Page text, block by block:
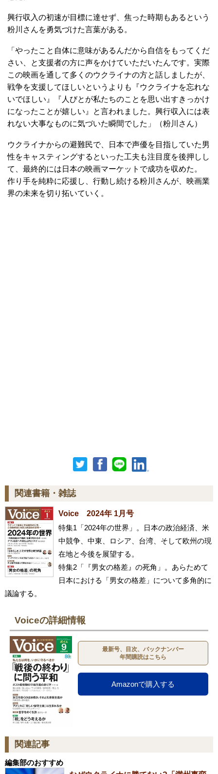
興行収入の初速が目標に達せず、焦った時期もあるという
粉川さんを勇気づけた言葉がある。
「やったこと自体に意味があるんだから自信をもってくだ
さい、と支援者の方に声をかけていただいたんです。実際
この映画を通して多くのウクライナの方と話しましたが、
戦争を支援してほしいというよりも『ウクライナを忘れな
いでほしい』『人びとが私たちのことを思い出すきっかけ
になったことが嬉しい』と言われました。興行収入には表
れない大事なものに気づいた瞬間でした」（粉川さん）
ウクライナからの避難民で、日本で声優を目指していた男
性をキャスティングするといった工夫も注目度を後押しし
て、最終的には日本の映画マーケットで成功を収めた。
作り手を純粋に応援し、行動し続ける粉川さんが、映画業
界の未来を切り拓いていく。
関連書籍・雑誌
Voice 2024年 1月号
特集1「2024年の世界」。日本の政治経済、米
中競争、中東、ロシア、台湾、そして欧州の現
在地と今後を展望する。
特集2「『男女の格差』の死角」。あらためて
日本における「男女の格差」について多角的に
議論する。
Voiceの詳細情報
最新号、目次、バックナンバー
年間購読はこちら
Amazonで購入する
関連記事
編集部のおすすめ